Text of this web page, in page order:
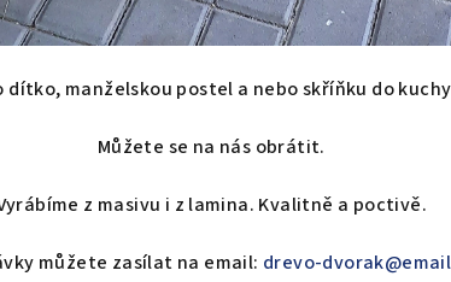
manželskou postel a nebo skříňku do
Můžete se na nás obrátit.
z masivu i z lamina. Kvalitně a poctivě.
můžete zasílat na email: drevo-